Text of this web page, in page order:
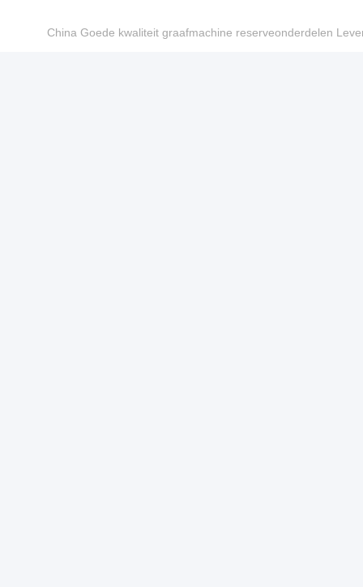
China Goede kwaliteit graafmachine reserveonderdelen